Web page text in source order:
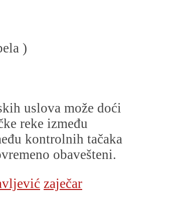
)
uslova može doći
reke između
kontrolnih tačaka
obavešteni.
zaječar